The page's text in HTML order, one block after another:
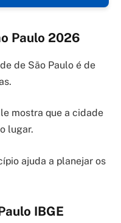
Paulo 2026
de São Paulo é de
mostra que a cidade
lugar.
ajuda a planejar os
IBGE